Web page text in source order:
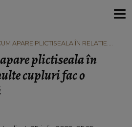
APARE PLICTISEALA ÎN RELAȚIE.
plictiseala în
cupluri fac o